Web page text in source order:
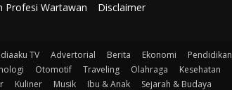
Profesi Wartawan Disclaimer
TV Advertorial Berita Ekonomi
Pendidikan
Otomotif Traveling Olahraga
Kesehatan
Kuliner Musik Ibu & Anak Sejarah & Budaya